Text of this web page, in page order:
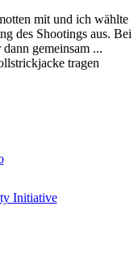
mit und ich wählte
des Shootings aus. Bei
gemeinsam ...
tragen